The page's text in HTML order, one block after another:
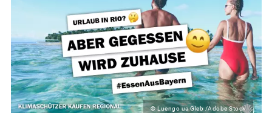
© Luengo ua Gleb /Adobe Stock